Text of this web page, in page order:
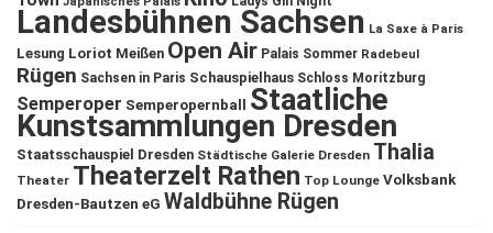
Landesbühnen Sachsen La Saxe à Paris
Lesung Loriot Meißen Open Air Palais Sommer Radebeul
Rügen Sachsen in Paris Schauspielhaus Schloss Moritzburg
Semperoper Semperopernball Staatliche
Kunstsammlungen Dresden
Staatsschauspiel Dresden Städtische Galerie Dresden Thalia
Theater Theaterzelt Rathen Top Lounge Volksbank
Dresden-Bautzen eG Waldbühne Rügen